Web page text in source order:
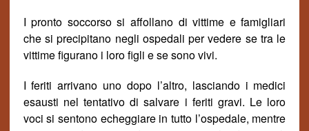
I pronto soccorso si affollano di vittime e famigliari
che si precipitano negli ospedali per vedere se tra le
vittime figurano i loro figli e se sono vivi.
I feriti arrivano uno dopo l’altro, lasciando i medici
esausti nel tentativo di salvare i feriti gravi. Le loro
voci si sentonoecheggiare in tutto l’ospedale, mentre